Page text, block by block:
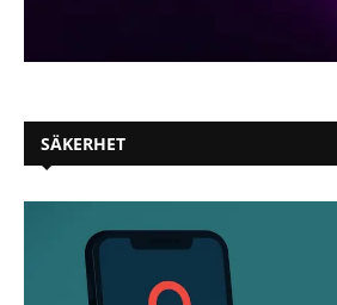
SÄKERHET